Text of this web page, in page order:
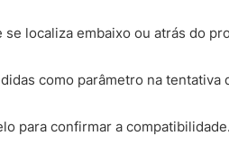
localiza embaixo ou atrás do
como parâmetro na tentativa
para confirmar a compatibilidade.